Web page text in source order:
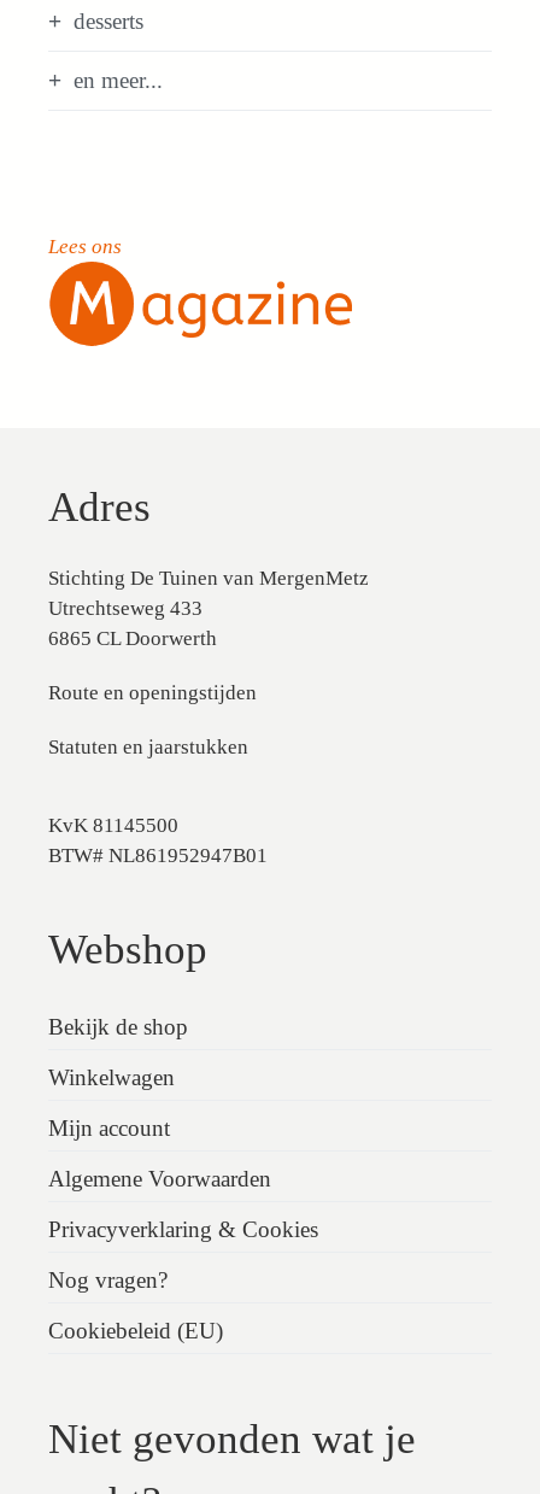
desserts
en meer...
Lees ons
Adres
Stichting De Tuinen van MergenMetz
Utrechtseweg 433
6865 CL Doorwerth
Route en openingstijden
Statuten en jaarstukken
KvK 81145500
BTW# NL861952947B01
Webshop
Bekijk de shop
Winkelwagen
Mijn account
Algemene Voorwaarden
Privacyverklaring & Cookies
Nog vragen?
Cookiebeleid (EU)
Niet gevonden wat je